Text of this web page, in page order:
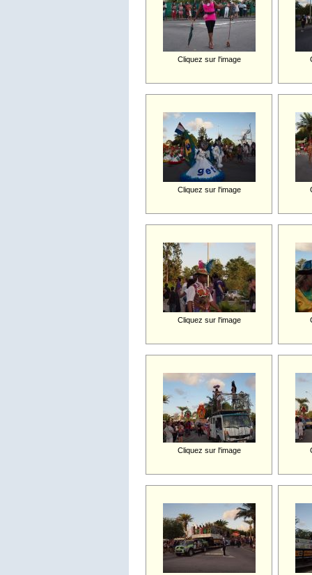
Cliquez sur l'image
Cliquez sur l'image
Cliquez sur l'image
Cliquez sur l'image